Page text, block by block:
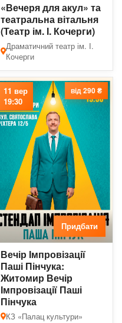
«Вечеря для акул» та
театральна вітальня
(Театр ім. І. Кочерги)
Драматичний театр ім. І.
Кочерги
11 вер
19:30
від 290 ₴
Придбати
Вечір Імпровізації
Паші Пінчука:
Житомир Вечір
Імпровізації Паші
Пінчука
КЗ «Палац культури»